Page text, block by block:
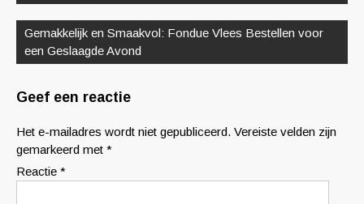
Gemakkelijk en Smaakvol: Fondue Vlees Bestellen voor
een Geslaagde Avond
Geef een reactie
Het e-mailadres wordt niet gepubliceerd. Vereiste velden zijn
gemarkeerd met *
Reactie *